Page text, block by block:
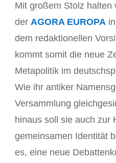
Mit großem Stolz halten
der AGORA EUROPAin
dem redaktionellen
kommt somit die neue
Metapolitik im
Wie ihr antiker
Versammlung
hinaus soll sie auch zur
gemeinsamen Identität
es, eine neue